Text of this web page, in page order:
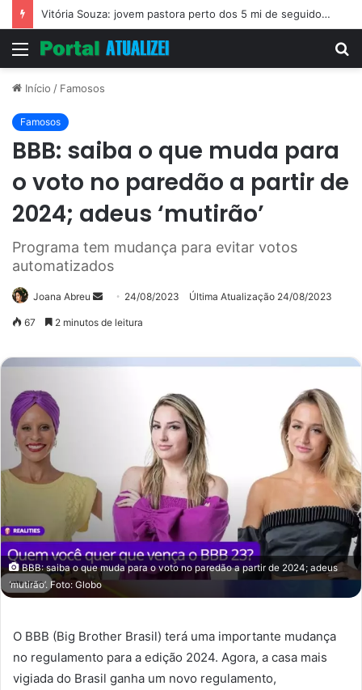
Vitória Souza: jovem pastora perto dos 5 mi de seguidores na web
Menu
Início / Famosos
Famosos
BBB: saiba o que muda para
o voto no paredão a partir de
2024; adeus ‘mutirão’
Programa tem mudança para evitar votos
automatizados
Joana Abreu
Mande24/08/2023 Última Atualização 24/08/2023
67 2 minutos de leitura
BBB: saiba o que muda para o voto no paredão a partir de 2024; adeus
‘mutirão’. Foto: Globo
O BBB (Big Brother Brasil) terá uma importante mudança
no regulamento para a edição 2024. Agora, a casa mais
vigiada do Brasil ganha um novo regulamento,